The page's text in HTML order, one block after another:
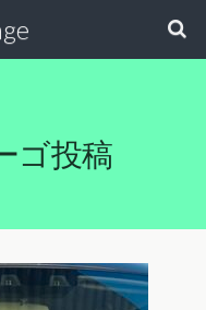
ゴ投稿